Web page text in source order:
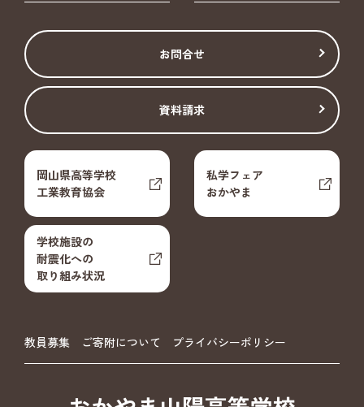
お問合せ
資料請求
岡山県高等学校
工業教育協会
私学フェア
おかやま
学校施設の
耐震化への
取り組み状況
教員募集 ご寄附について プライバシーポリシー